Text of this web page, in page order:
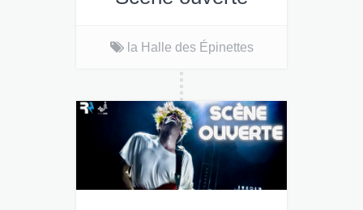
composition personnelle, tout
Epinettes, entrée libre.
la Halle des Épinettes